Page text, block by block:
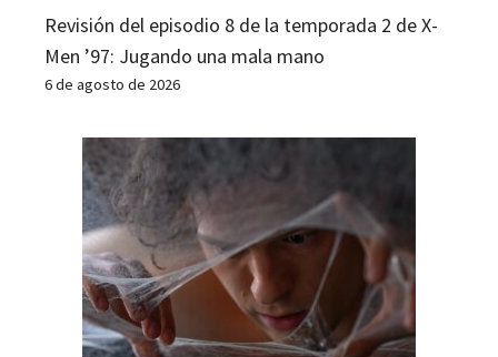
Revisión del episodio 8 de la temporada 2 de X-
Men ’97: Jugando una mala mano
6 de agosto de 2026